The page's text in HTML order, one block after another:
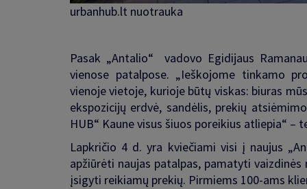
urbanhub.lt nuotrauka
Pasak „Antalio“ vadovo Egidijaus
vienose patalpose. „Ieškojome tinkamo
vienoje vietoje, kurioje būtų viskas: biuras
ekspozicijų erdvė, sandėlis, prekių
HUB“ Kaune visus šiuos poreikius atliepia“ –
Lapkričio 4 d. yra kviečiami visi į naujus
apžiūrėti naujas patalpas, pamatyti
įsigyti reikiamų prekių. Pirmiems 100-ams